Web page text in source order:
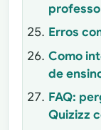
Erros
Como
de
FAQ:
Quizizz